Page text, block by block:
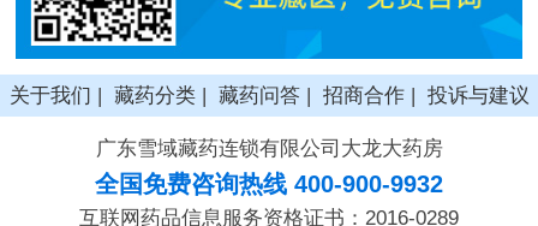
关于我们 | 藏药分类| 藏药问答| 招商合作| 投诉与建议
广东雪域藏药连锁有限公司大龙大药房
全国免费咨询热线 400-900-9932
互联网药品信息服务资格证书：2016-0289